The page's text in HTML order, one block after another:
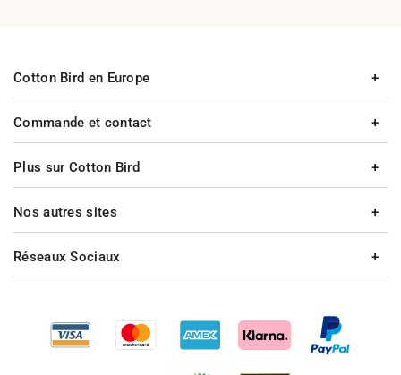
Commande et contact
Plus sur Cotton Bird
Cotton Bird en Europe
Nos autres sites
Réseaux Sociaux